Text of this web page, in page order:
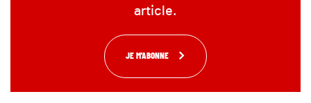
article.
JE M'ABONNE